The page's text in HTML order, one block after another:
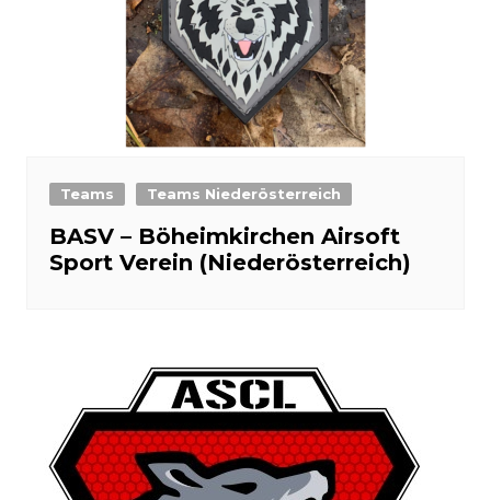
Teams Teams Niederösterreich
BASV – Böheimkirchen Airsoft
Sport Verein (Niederösterreich)